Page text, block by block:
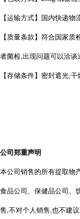
【运输方式】国内快递物
【质量条款】符合国家质
者菌检,出现问题可以洽谈
【存储条件】密封遮光 干
公司郑重声明
本公司销售的所有提取物
食品公司、保健品公司、
售,不对个人销售,也不建